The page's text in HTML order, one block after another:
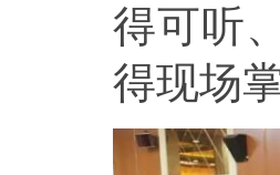
得可听
得现场